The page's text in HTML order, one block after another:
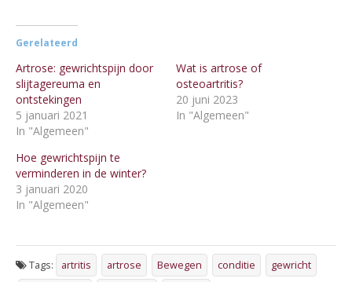
Gerelateerd
Artrose: gewrichtspijn door
slijtagereuma en
ontstekingen
5 januari 2021
In "Algemeen"
Wat is artrose of
osteoartritis?
20 juni 2023
In "Algemeen"
Hoe gewrichtspijn te
verminderen in de winter?
3 januari 2020
In "Algemeen"
Tags: artritis artrose Bewegen conditie
gewricht